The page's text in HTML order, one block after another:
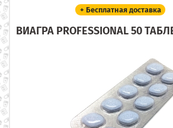
+ Бесплатная доставка
ВИАГРА PROFESSIONAL 50